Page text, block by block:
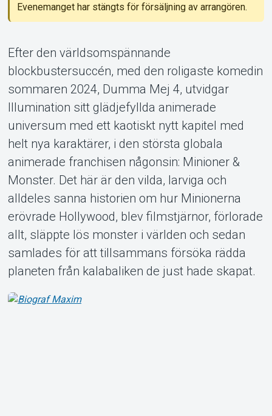
Om Tickster
Evenemanget har stängts för försäljning av arrangören.
Efter den världsomspännande
blockbustersuccén, med den roligaste komedin
sommaren 2024, Dumma Mej 4, utvidgar
Illumination sitt glädjefyllda animerade
universum med ett kaotiskt nytt kapitel med
helt nya karaktärer, i den största globala
animerade franchisen någonsin: Minioner &
Monster. Det här är den vilda, larviga och
alldeles sanna historien om hur Minionerna
erövrade Hollywood, blev filmstjärnor, förlorade
allt, släppte lös monster i världen och sedan
samlades för att tillsammans försöka rädda
planeten från kalabaliken de just hade skapat.